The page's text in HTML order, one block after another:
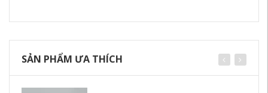
SẢN PHẨM ƯA THÍCH